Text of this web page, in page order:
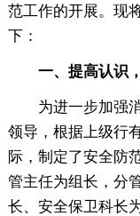
范工作的开展。现
下：
一、提高认识，
为进一步加强消
领导，根据上级行
际，制定了安全防
管主任为组长，分
长、安全保卫科长